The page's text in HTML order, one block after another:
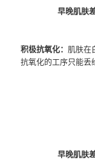
早晚肌肤
积极抗氧化： 肌肤在
抗氧化的工序只能丢
早晚肌肤